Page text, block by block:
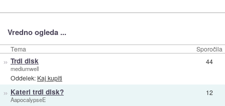
Vredno ogleda ...
Tema Sporočila
» Trdi disk
mediumwell
Oddelek: Kaj kupiti
44
» Kateri trdi disk?
AapocalypseE
12